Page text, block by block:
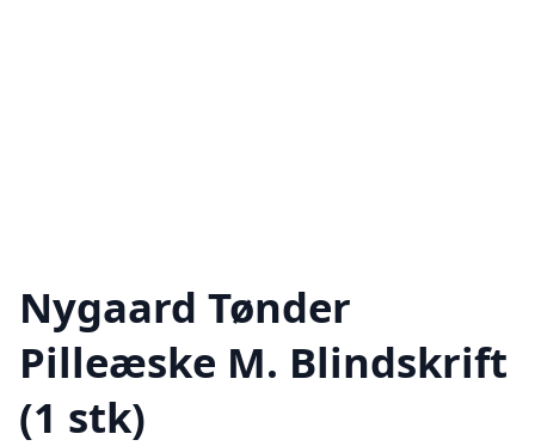
Nygaard Tønder
Pilleæske M. Blindskrift
(1 stk)